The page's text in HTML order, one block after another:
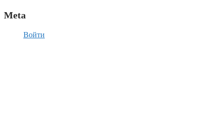
Meta
Войти